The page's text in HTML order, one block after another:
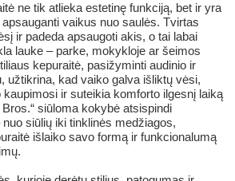
ne tik atlieka estetinę funkciją, bet ir yra
vaikus nuo saulės. Tvirtas
ir padeda apsaugoti akis, o tai labai
lauke – parke, mokykloje ar šeimos
kepuraitė, pasižyminti audinio ir
užtikrina, kad vaiko galva išliktų vėsi,
kaupimosi ir suteikia komforto ilgesnį laiką
siūloma kokybė atsispindi
siūlių iki tinklinės medžiagos,
išlaiko savo formą ir funkcionalumą